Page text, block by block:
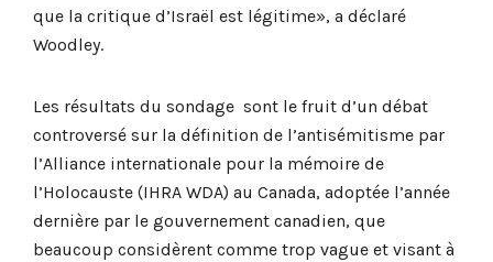
que la critique d’Israël est légitime», a déclaré
Woodley.
Les résultats du sondage sont le fruit d’un débat
controversé sur la définition de l’antisémitisme par
l’Alliance internationale pour la mémoire de
l’Holocauste (IHRA WDA) au Canada, adoptée l’année
dernière par le gouvernement canadien, que
beaucoup considèrent comme trop vague et visant à